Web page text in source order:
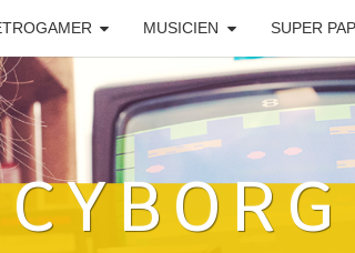
MUSICIEN SUPER